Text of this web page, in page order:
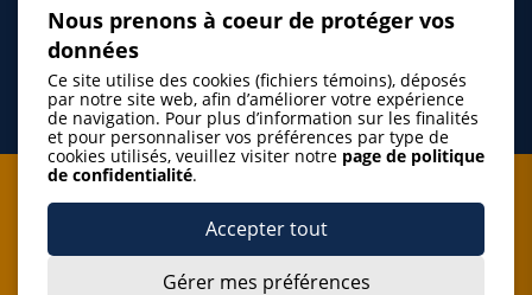
Je m'abonne à l'infolettre
Nous prenons à coeur de protéger vos
données
Ce site utilise des cookies (fichiers témoins), déposés
par notre site web, afin d’améliorer votre expérience
de navigation. Pour plus d’information sur les finalités
et pour personnaliser vos préférences par type de
cookies utilisés, veuillez visiter notre page de politique
de confidentialité.
Accepter tout
Gérer mes préférences